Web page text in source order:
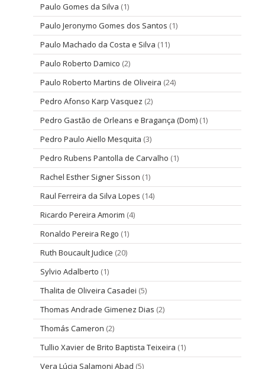
Paulo Gomes da Silva (1)
Paulo Jeronymo Gomes dos Santos (1)
Paulo Machado da Costa e Silva (11)
Paulo Roberto Damico (2)
Paulo Roberto Martins de Oliveira (24)
Pedro Afonso Karp Vasquez (2)
Pedro Gastão de Orleans e Bragança (Dom) (1)
Pedro Paulo Aiello Mesquita (3)
Pedro Rubens Pantolla de Carvalho (1)
Rachel Esther Signer Sisson (1)
Raul Ferreira da Silva Lopes (14)
Ricardo Pereira Amorim (4)
Ronaldo Pereira Rego (1)
Ruth Boucault Judice (20)
Sylvio Adalberto (1)
Thalita de Oliveira Casadei (5)
Thomas Andrade Gimenez Dias (2)
Thomás Cameron (2)
Tullio Xavier de Brito Baptista Teixeira (1)
Vera Lúcia Salamoni Abad (5)